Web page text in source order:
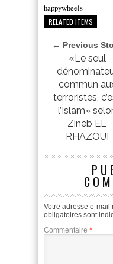
happywheels
RELATED ITEMS
← Previous
«Le seul
commun
terroristes,
l’Islam»
Zineb EL
RHAZOUI
Votre adresse e-
obligatoires sont
Commentaire *